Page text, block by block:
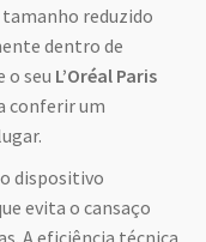
tamanho reduzido
dentro de
o seu L’Oréal Paris
conferir um
dispositivo
evita o cansaço